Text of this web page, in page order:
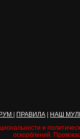
ПРАВИЛА
НАШ
и
оскорблений.